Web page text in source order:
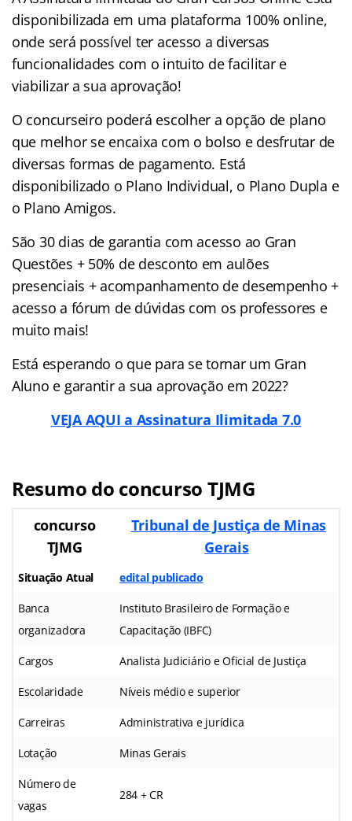
disponibilizada em uma plataforma 100% online,
onde será possível ter acesso a diversas
funcionalidades com o intuito de facilitar e
viabilizar a sua aprovação!
O concurseiro poderá escolher a opção de plano
que melhor se encaixa com o bolso e desfrutar de
diversas formas de pagamento. Está
disponibilizado o Plano Individual, o Plano Dupla e
o Plano Amigos.
São 30 dias de garantia com acesso ao Gran
Questões + 50% de desconto em aulões
presenciais + acompanhamento de desempenho +
acesso a fórum de dúvidas com os professores e
muito mais!
Está esperando o que para se tornar um Gran
Aluno e garantir a sua aprovação em 2022?
VEJA AQUI a Assinatura Ilimitada 7.0
Resumo do concurso TJMG
concurso
TJMG
Tribunal de Justiça de Minas
Gerais
Situação Atual edital publicado
Banca
organizadora
Instituto Brasileiro de Formação e
Capacitação (IBFC)
Cargos Analista Judiciário e Oficial de Justiça
Escolaridade Níveis médio e superior
Carreiras Administrativa e jurídica
Lotação Minas Gerais
Número de
vagas
284 + CR